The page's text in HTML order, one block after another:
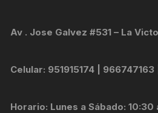
Av . Jose Galvez #531 – La
Celular: 951915174 |
Horario: Lunes a Sábado: 10:30